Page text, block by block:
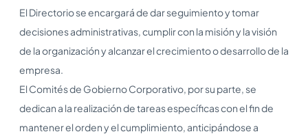
El Directorio se encargará de dar seguimiento y tomar
decisiones administrativas, cumplir con la misión y la visión
de la organización y alcanzar el crecimiento o desarrollo de la
empresa.
El Comités de Gobierno Corporativo, por su parte, se
dedican a la realización de tareas específicas con el fin de
mantener el orden y el cumplimiento, anticipándose a